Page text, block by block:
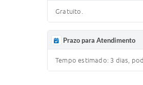
Gratuito.
Prazo para Atendimento
Tempo estimado: 3 dias,